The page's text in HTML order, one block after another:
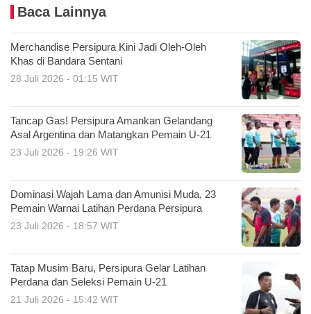
Baca Lainnya
Merchandise Persipura Kini Jadi Oleh-Oleh
Khas di Bandara Sentani
28 Juli 2026 - 01:15 WIT
Tancap Gas! Persipura Amankan Gelandang
Asal Argentina dan Matangkan Pemain U-21
23 Juli 2026 - 19:26 WIT
Dominasi Wajah Lama dan Amunisi Muda, 23
Pemain Warnai Latihan Perdana Persipura
23 Juli 2026 - 18:57 WIT
Tatap Musim Baru, Persipura Gelar Latihan
Perdana dan Seleksi Pemain U-21
21 Juli 2026 - 15:42 WIT